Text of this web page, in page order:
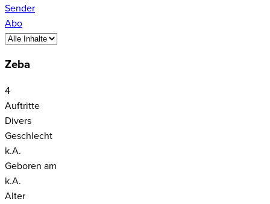
Sender
Abo
Zeba
4
Auftritte
Divers
Geschlecht
k.A.
Geboren am
k.A.
Alter